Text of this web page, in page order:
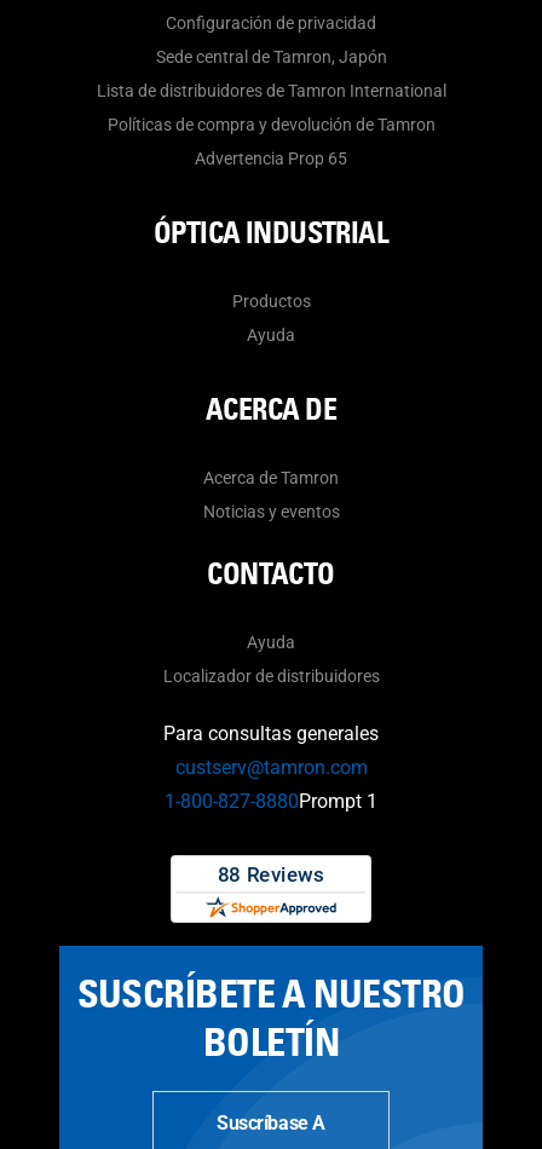
Configuración de privacidad
Sede central de Tamron, Japón
Lista de distribuidores de Tamron International
Políticas de compra y devolución de Tamron
Advertencia Prop 65
ÓPTICA INDUSTRIAL
Productos
Ayuda
ACERCA DE
Acerca de Tamron
Noticias y eventos
CONTACTO
Ayuda
Localizador de distribuidores
Para consultas generales
custserv@tamron.com
1-800-827-8880Prompt 1
SUSCRÍBETE A NUESTRO
BOLETÍN
Suscríbase A